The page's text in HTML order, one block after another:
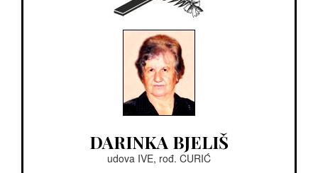
DARINKA BJELIŠ
udova IVE, rođ. CURIĆ